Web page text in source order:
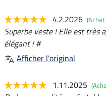
4.2.2026
Superbe veste ! Elle est très
élégant ! #
Afficher l'original
1.11.2025